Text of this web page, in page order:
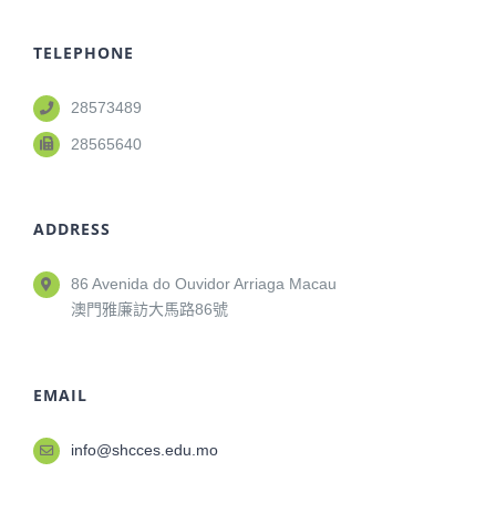
TELEPHONE
28573489
28565640
ADDRESS
86 Avenida do Ouvidor Arriaga Macau
澳門雅廉訪大馬路86號
EMAIL
info@shcces.edu.mo